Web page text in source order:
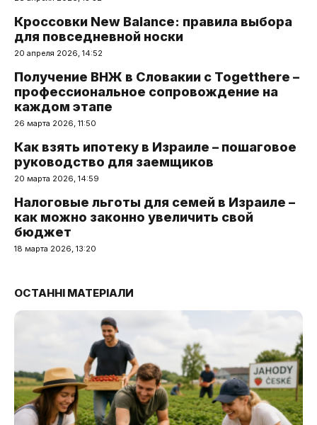
Кроссовки New Balance: правила выбора
для повседневной носки
20 апреля 2026, 14:52
Получение ВНЖ в Словакии с Togetthere –
профессиональное сопровождение на
каждом этапе
26 марта 2026, 11:50
Как взять ипотеку в Израиле – пошаговое
руководство для заемщиков
20 марта 2026, 14:59
Налоговые льготы для семей в Израиле –
как можно законно увеличить свой
бюджет
18 марта 2026, 13:20
ОСТАННІ МАТЕРІАЛИ